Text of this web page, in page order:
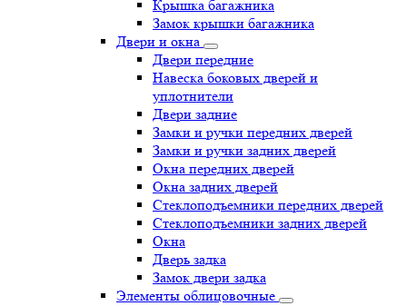
Крышка багажника
Замок крышки багажника
Двери и окна
Двери передние
Навеска боковых дверей и
уплотнители
Двери задние
Замки и ручки передних дверей
Замки и ручки задних дверей
Окна передних дверей
Окна задних дверей
Стеклоподъемники передних дверей
Стеклоподъемники задних дверей
Окна
Дверь задка
Замок двери задка
Элементы облицовочные